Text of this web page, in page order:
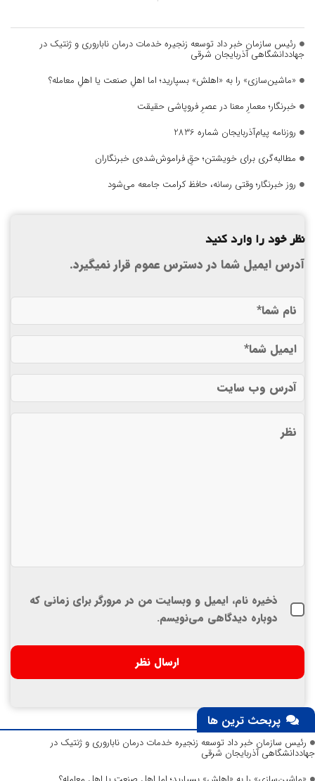
رئیس سازمان خبر داد توسعه زنجیره خدمات درمان ناباروری و ژنتیک در
جهاددانشگاهی آذربایجان شرقی
«ماشین‌سازی» را به «اهلش» بسپارید؛ اما اهلِ صنعت یا اهلِ معامله؟
خبرنگار؛ معمارِ معنا در عصرِ فروپاشی حقیقت
روزنامه پیام‌آذربایجان شماره 2836
مطالبه‌گری برای خویشتن؛ حقِ فراموش‌شده‌ی خبرنگاران
روز خبرنگار؛ وقتی رسانه، حافظ کرامت جامعه می‌شود
نظر خود را وارد کنید
آدرس ایمیل شما در دسترس عموم قرار نمیگیرد.
ذخیره نام، ایمیل و وبسایت من در مرورگر برای زمانی که
دوباره دیدگاهی می‌نویسم.
پربحث ترین ها
رئیس سازمان خبر داد توسعه زنجیره خدمات درمان ناباروری و ژنتیک در
جهاددانشگاهی آذربایجان شرقی